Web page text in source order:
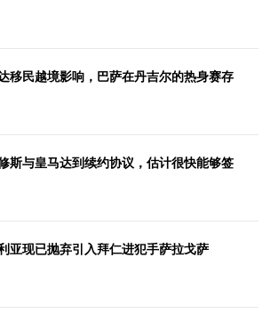
移民越境影响，巴萨在丹吉尔的热身赛存
斯与皇马达到续约协议，估计很快能够签
亚现已抛弃引入拜仁进犯手萨拉戈萨